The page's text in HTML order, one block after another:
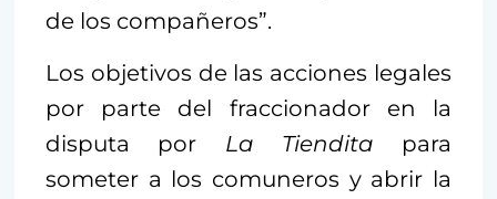
de los compañeros”.
Los objetivos de las acciones legales
por parte del fraccionador en la
disputa por La Tiendita para
someter a los comuneros y abrir la